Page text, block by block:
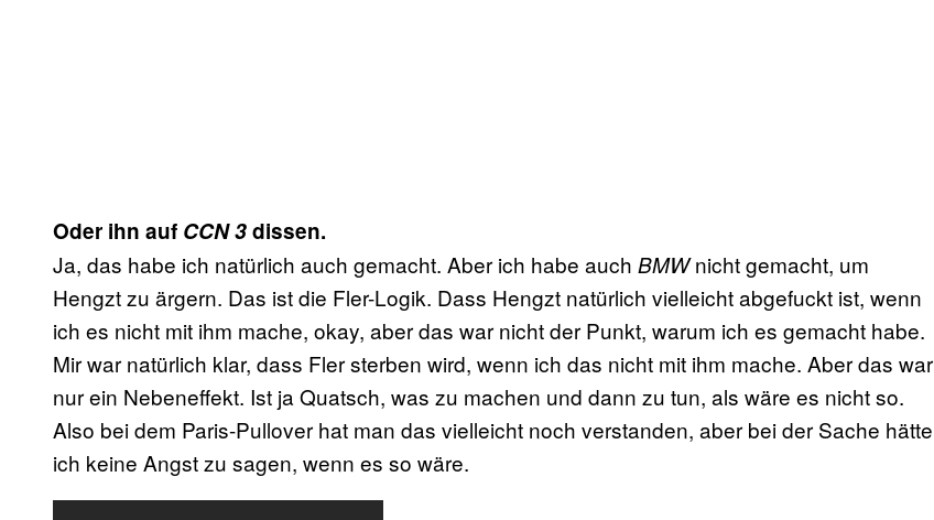
Oder ihn auf CCN 3dissen.
Ja, das habe ich natürlich auch gemacht. Aber ich habe auch BMWnicht gemacht, um
Hengzt zu ärgern. Das ist die Fler-Logik. Dass Hengzt natürlich vielleicht abgefuckt ist, wenn
ich es nicht mit ihm mache, okay, aber das war nicht der Punkt, warum ich es gemacht habe.
Mir war natürlich klar, dass Fler sterben wird, wenn ich das nicht mit ihm mache. Aber das war
nur ein Nebeneffekt. Ist ja Quatsch, was zu machen und dann zu tun, als wäre es nicht so.
Also bei dem Paris-Pullover hat man das vielleicht noch verstanden, aber bei der Sache hätte
ich keine Angst zu sagen, wenn es so wäre.